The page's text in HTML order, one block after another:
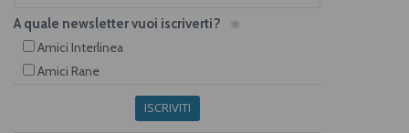
A quale newsletter vuoi iscriverti?
Amici Interlinea
Amici Rane
ISCRIVITI